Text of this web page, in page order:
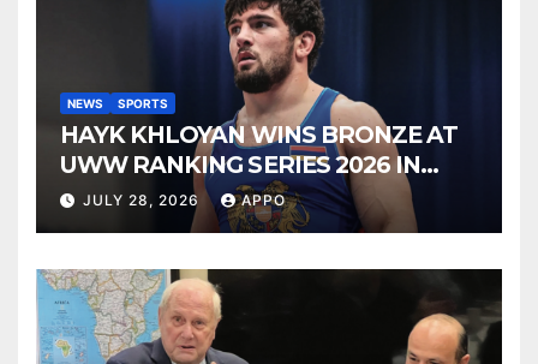
NEWS SPORTS
HAYK KHLOYAN WINS BRONZE AT
UWW RANKING SERIES 2026 IN
BUDAPEST
JULY 28, 2026 APPO